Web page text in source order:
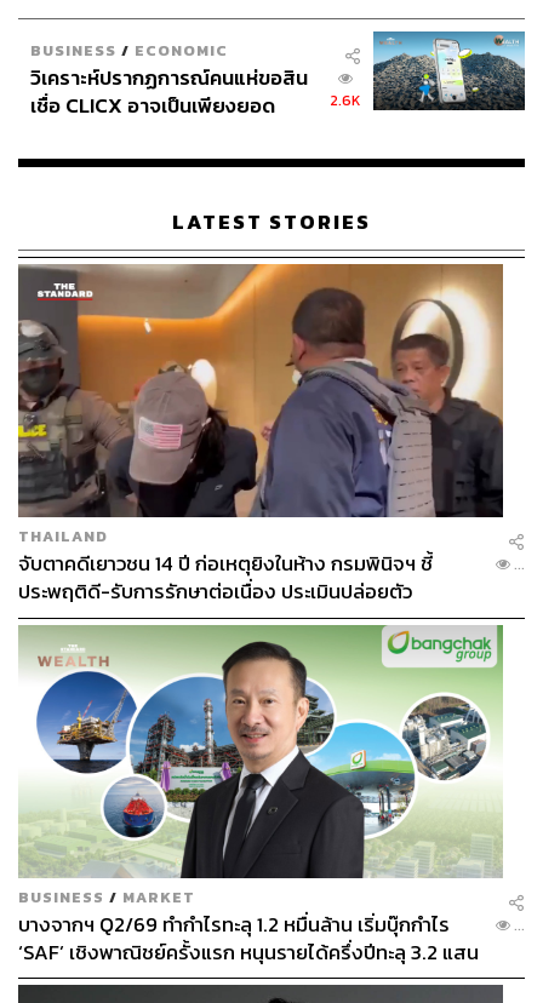
BUSINESS / ECONOMIC
วิเคราะห์ปรากฏการณ์คนแห่ขอสิน
เชื่อ CLICX อาจเป็นเพียงยอด
เรือนไทยที่ถูกซุกไว้
2.6K
LATEST STORIES
THAILAND
จับตาคดีเยาวชน 14 ปี ก่อเหตุยิงในห้าง กรมพินิจฯ ชี้
ประพฤติดี-รับการรักษาต่อเนื่อง ประเมินปล่อยตัว
...
BUSINESS / MARKET
บางจากฯ Q2/69 ทำกำไรทะลุ 1.2 หมื่นล้าน เริ่มบุ๊กกำไร
‘SAF’ เชิงพาณิชย์ครั้งแรก หนุนรายได้ครึ่งปีทะลุ 3.2 แสน
ล้าน
...